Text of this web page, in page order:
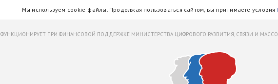
Мы используем cookie-файлы. Продолжая пользоваться сайтом, вы принимаете условия
ФУНКЦИОНИРУЕТ ПРИ ФИНАНСОВОЙ ПОДДЕРЖКЕ МИНИСТЕРСТВА ЦИФРОВОГО РАЗВИТИЯ, СВЯЗИ И